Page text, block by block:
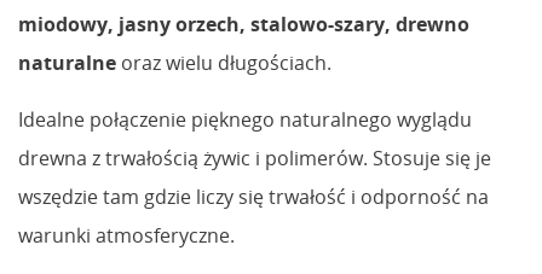
miodowy, jasny orzech, stalowo-szary, drewno
naturalne oraz wielu długościach.
Idealne połączenie pięknego naturalnego wyglądu
drewna z trwałością żywic i polimerów. Stosuje się je
wszędzie tam gdzie liczy się trwałość i odporność na
warunki atmosferyczne.